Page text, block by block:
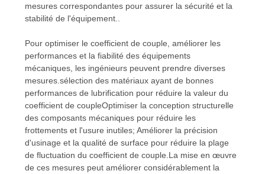
mesures correspondantes pour assurer la sécurité et la
stabilité de l'équipement..
Pour optimiser le coefficient de couple, améliorer les
performances et la fiabilité des équipements
mécaniques, les ingénieurs peuvent prendre diverses
mesures.sélection des matériaux ayant de bonnes
performances de lubrification pour réduire la valeur du
coefficient de coupleOptimiser la conception structurelle
des composants mécaniques pour réduire les
frottements et l'usure inutiles; Améliorer la précision
d'usinage et la qualité de surface pour réduire la plage
de fluctuation du coefficient de couple.La mise en œuvre
de ces mesures peut améliorer considérablement la